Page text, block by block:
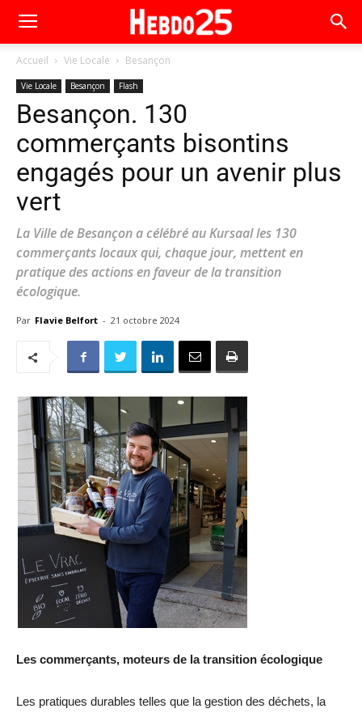
Accueil Vie Locale Besançon
Vie Locale Besançon Flash
Besançon. 130
commerçants bisontins
engagés pour un avenir plus
vert
La Ville de Besançon a célébré au Kursaal les 130
commerçants locaux qui, chaque jour, mettent en
pratique des actions en faveur de la transition
écologique.
Par Flavie Belfort - 21 octobre 2024
Les commerçants, moteurs de la transition écologique
Les pratiques durables telles que la gestion des déchets, la